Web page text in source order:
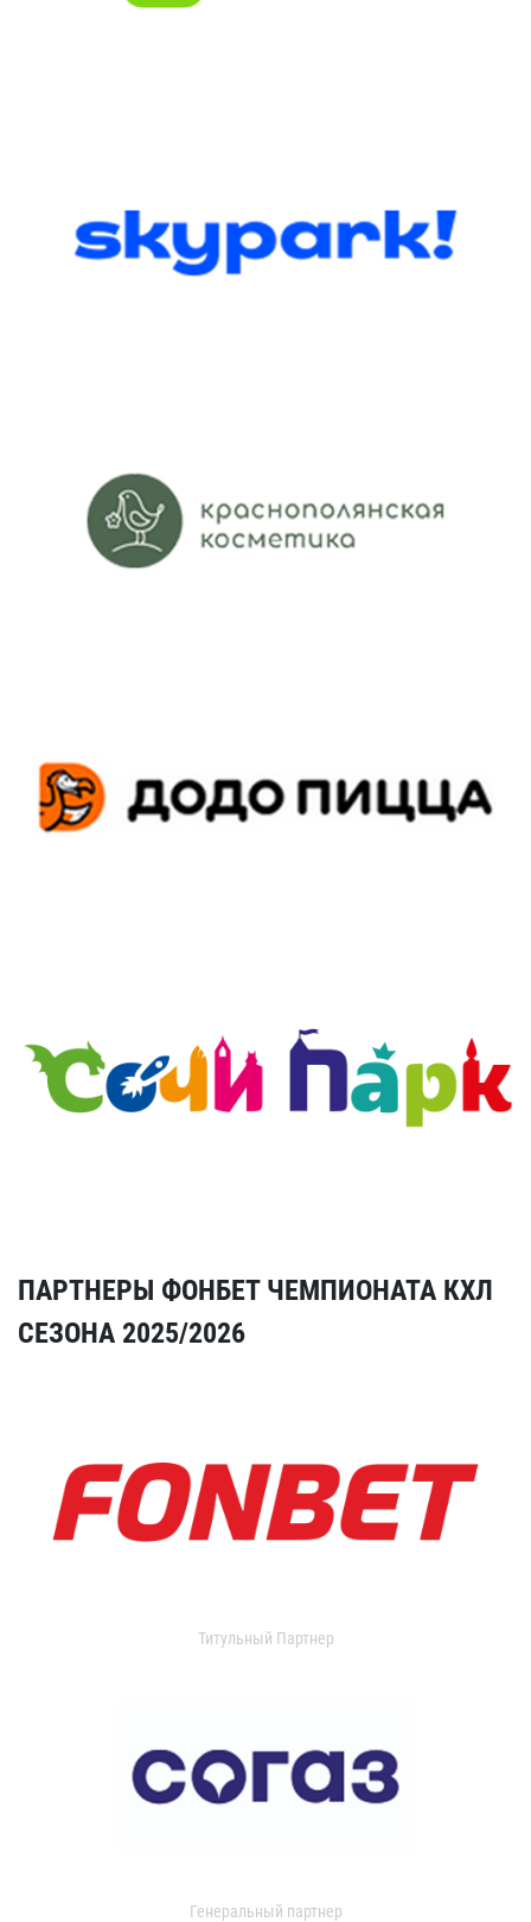
ПАРТНЕРЫ ФОНБЕТ ЧЕМПИОНАТА КХЛ
СЕЗОНА 2025/2026
Титульный Партнер
Генеральный партнер